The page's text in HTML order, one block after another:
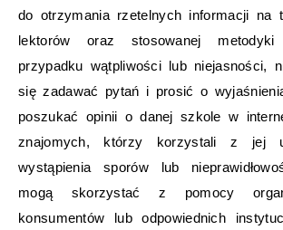
do otrzymania rzetelnych informacji na
lektorów oraz stosowanej
przypadku wątpliwości lub niejasności,
się zadawać pytań i prosić o
poszukać opinii o danej szkole w
znajomych, którzy korzystali z jej
wystąpienia sporów lub
mogą skorzystać z pomocy
konsumentów lub odpowiednich